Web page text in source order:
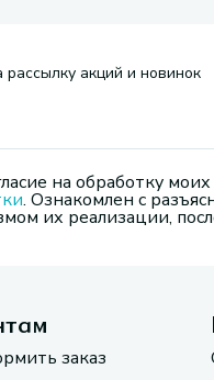
рассылку акций и новинок
на обработку
. Ознакомлен с
их реализации,
заказ